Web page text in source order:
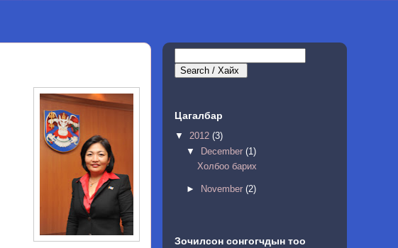
Цагалбар
▼ 2012 (3)
▼
December (1)
Холбоо барих
► November (2)
Зочилсон сонгогчдын тоо